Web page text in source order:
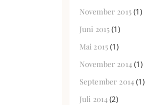
November 2015 (1)
Juni 2015 (1)
Mai 2015 (1)
November 2014 (1)
September 2014 (1)
Juli 2014 (2)